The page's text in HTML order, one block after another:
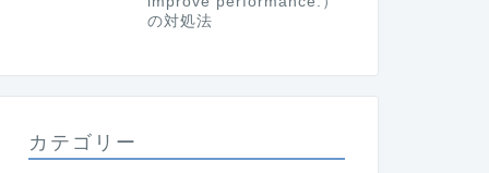
の対処法
カテゴリー